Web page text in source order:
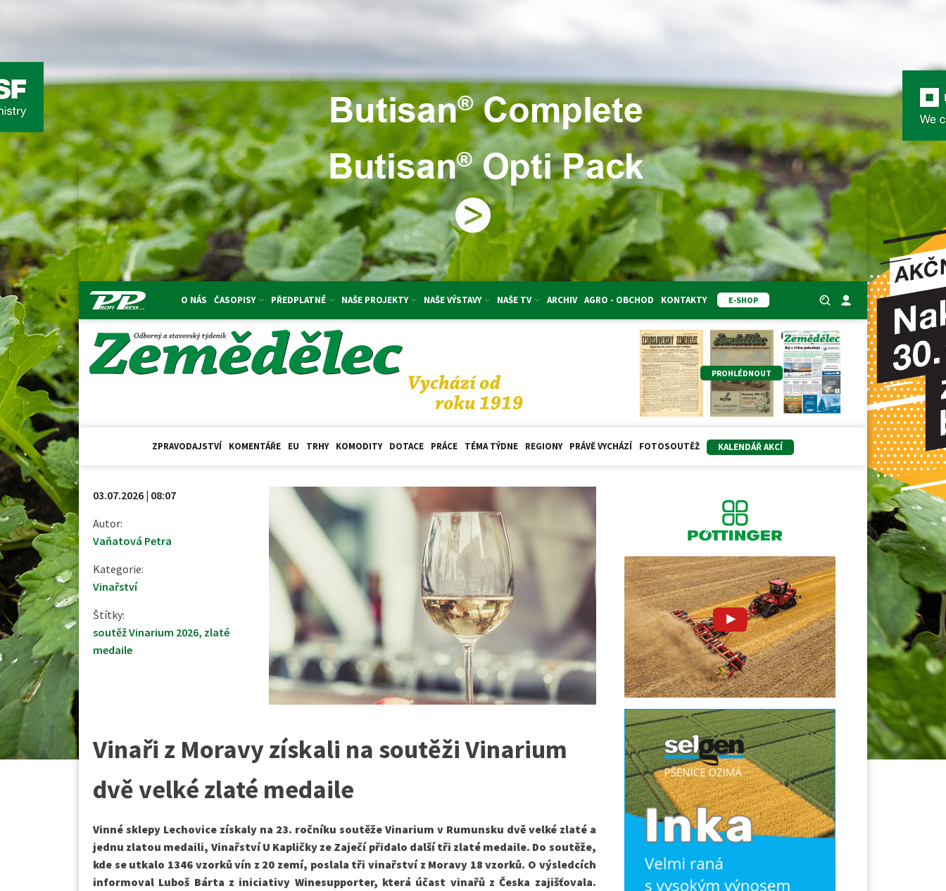
O NÁS ČASOPISY PŘEDPLATNÉ NAŠE PROJEKTY NAŠE VÝSTAVY NAŠE TV ARCHIV AGRO - OBCHOD KONTAKTY E-SHOP
PROHLÉDNOUT
ZPRAVODAJSTVÍ KOMENTÁŘE EU TRHY KOMODITY DOTACE PRÁCE TÉMA TÝDNE REGIONY PRÁVĚ VYCHÁZÍ FOTOSOUTĚŽ KALENDÁŘ AKCÍ
03.07.2026 | 08:07
Autor:
Vaňatová Petra
Kategorie:
Vinařství
Štítky:
soutěž Vinarium 2026, zlaté
medaile
Vinaři z Moravy získali na soutěži Vinarium
dvě velké zlaté medaile
Vinné sklepy Lechovice získaly na 23. ročníku soutěže Vinarium v Rumunsku dvě velké zlaté a
jednu zlatou medaili, Vinařství U Kapličky ze Zaječí přidalo další tři zlaté medaile. Do soutěže,
kde se utkalo 1346 vzorků vín z 20 zemí, poslala tři vinařství z Moravy 18 vzorků. O výsledcích
informoval Luboš Bárta z iniciativy Winesupporter, která účast vinařů z Česka zajišťovala.